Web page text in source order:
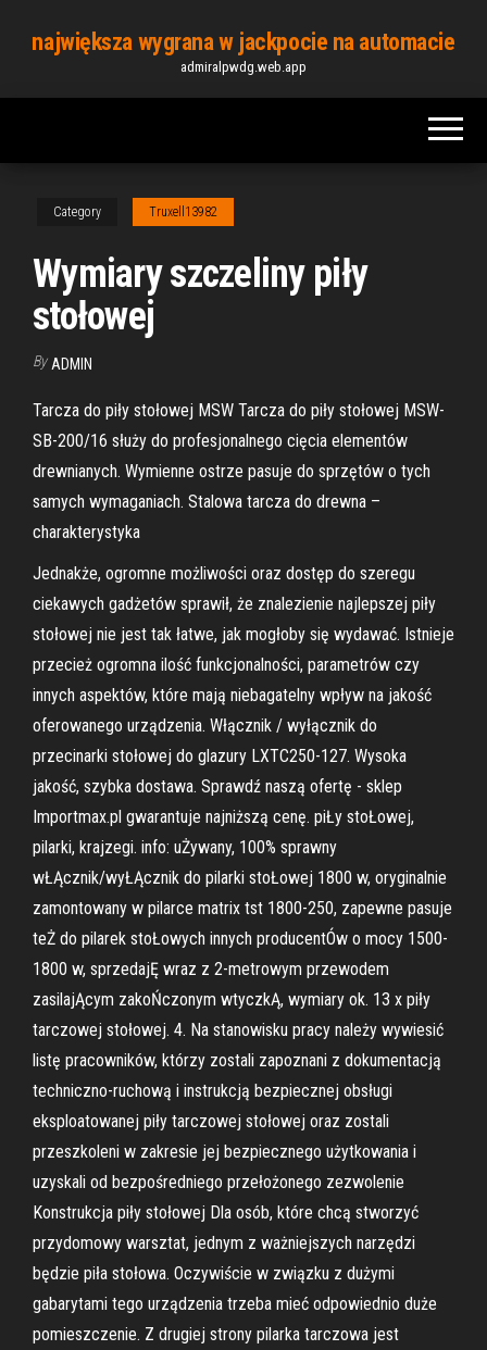
content
największa wygrana w jackpocie na automacie
admiralpwdg.web.app
Category Truxell13982
Wymiary szczeliny piły
stołowej
By ADMIN
Tarcza do piły stołowej MSW Tarcza do piły stołowej MSW-
SB-200/16 służy do profesjonalnego cięcia elementów
drewnianych. Wymienne ostrze pasuje do sprzętów o tych
samych wymaganiach. Stalowa tarcza do drewna –
charakterystyka
Jednakże, ogromne możliwości oraz dostęp do szeregu
ciekawych gadżetów sprawił, że znalezienie najlepszej piły
stołowej nie jest tak łatwe, jak mogłoby się wydawać. Istnieje
przecież ogromna ilość funkcjonalności, parametrów czy
innych aspektów, które mają niebagatelny wpływ na jakość
oferowanego urządzenia. Włącznik / wyłącznik do
przecinarki stołowej do glazury LXTC250-127. Wysoka
jakość, szybka dostawa. Sprawdź naszą ofertę - sklep
Importmax.pl gwarantuje najniższą cenę. piŁy stoŁowej,
pilarki, krajzegi. info: uŻywany, 100% sprawny
wŁĄcznik/wyŁĄcznik do pilarki stoŁowej 1800 w, oryginalnie
zamontowany w pilarce matrix tst 1800-250, zapewne pasuje
teŻ do pilarek stoŁowych innych producentÓw o mocy 1500-
1800 w, sprzedajĘ wraz z 2-metrowym przewodem
zasilajĄcym zakoŃczonym wtyczkĄ, wymiary ok. 13 x piły
tarczowej stołowej. 4. Na stanowisku pracy należy wywiesić
listę pracowników, którzy zostali zapoznani z dokumentacją
techniczno-ruchową i instrukcją bezpiecznej obsługi
eksploatowanej piły tarczowej stołowej oraz zostali
przeszkoleni w zakresie jej bezpiecznego użytkowania i
uzyskali od bezpośredniego przełożonego zezwolenie
Konstrukcja piły stołowej Dla osób, które chcą stworzyć
przydomowy warsztat, jednym z ważniejszych narzędzi
będzie piła stołowa. Oczywiście w związku z dużymi
gabarytami tego urządzenia trzeba mieć odpowiednio duże
pomieszczenie. Z drugiej strony pilarka tarczowa jest